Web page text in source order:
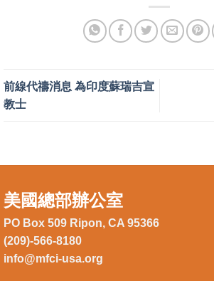
前線代禱消息 為印度蘇瑞吉宣
教士
美國總部辦公室
PO Box 509 Ripon, CA 95366
(209)-566-8180
info@mfci-usa.org